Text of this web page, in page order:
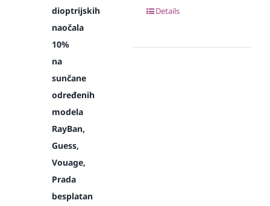
dioptrijskih
naočala
10%
na
sunčane
određenih
modela
RayBan,
Guess,
Vouage,
Prada
besplatan
Details